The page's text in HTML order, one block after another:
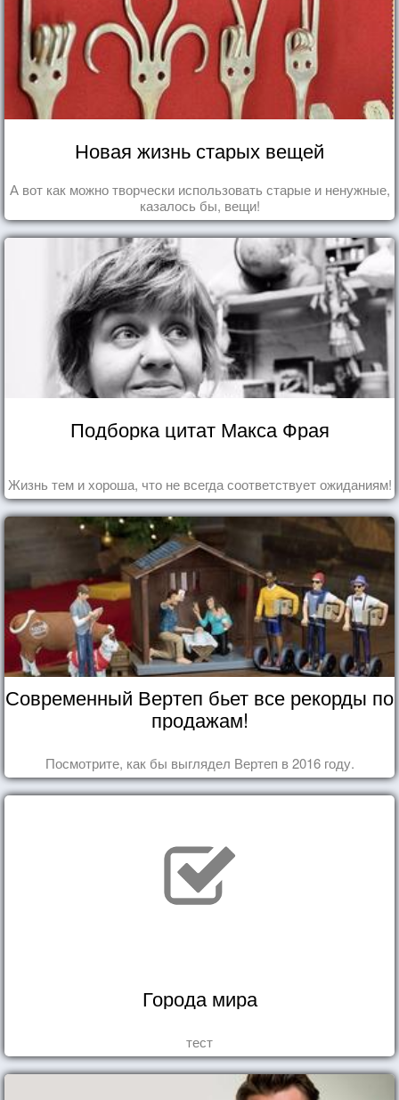
Новая жизнь старых вещей
А вот как можно творчески использовать старые и ненужные,
казалось бы, вещи!
Подборка цитат Макса Фрая
Жизнь тем и хороша, что не всегда соответствует ожиданиям!
Современный Вертеп бьет все рекорды по
продажам!
Посмотрите, как бы выглядел Вертеп в 2016 году.
Города мира
тест